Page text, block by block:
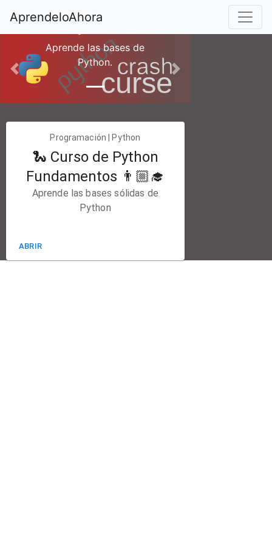
AprendeloAhora
Python
Aprende las bases de
Python.
Previous
Next
Programación | Python
🐍 Curso de Python
Fundamentos 👨🏼‍🎓
Aprende las bases sólidas de
Python
ABRIR